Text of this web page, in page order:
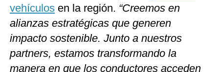
vehículos en la región. “Creemos en
alianzas estratégicas que generen
impacto sostenible. Junto a nuestros
partners, estamos transformando la
manera en que los conductores acceden